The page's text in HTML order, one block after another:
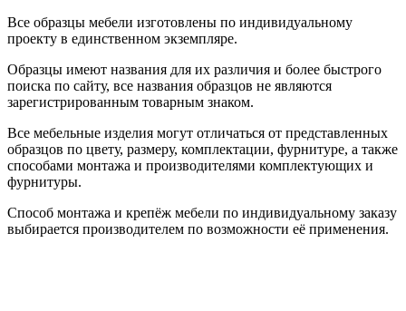
Все образцы мебели изготовлены по индивидуальному
проекту в единственном экземпляре.
Образцы имеют названия для их различия и более быстрого
поиска по сайту, все названия образцов не являются
зарегистрированным товарным знаком.
Все мебельные изделия могут отличаться от представленных
образцов по цвету, размеру, комплектации, фурнитуре, а также
способами монтажа и производителями комплектующих и
фурнитуры.
Способ монтажа и крепёж мебели по индивидуальному заказу
выбирается производителем по возможности её применения.